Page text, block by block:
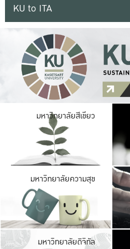
KU to ITA
มหาวิทยาลัยสีเขียว
มหาวิทยาลัยความสุข
มหาวิทยาลัยดิจิทัล